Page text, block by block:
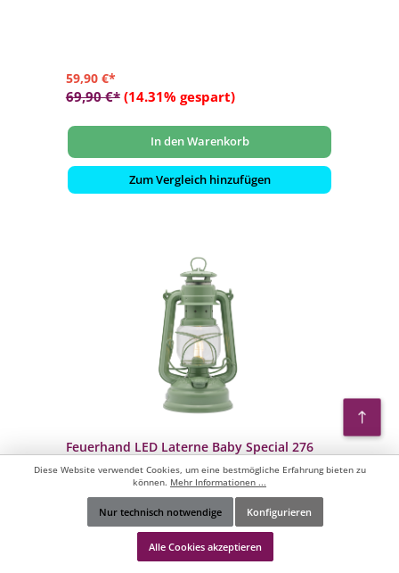
59,90 €*
69,90 €* (14.31% gespart)
In den Warenkorb
Zum Vergleich hinzufügen
Feuerhand LED Laterne Baby Special 276
- 18 Tage Leuchtdauer im Akkubetrieb
- Stufenlos dimmbare Helligkeit (2-150 Lumen)
- Lichtfarbe: warmweiß
- Tragebügel zum Aufhängen
Werkzeugleiste anzeigen
Diese Website verwendet Cookies, um eine bestmögliche Erfahrung bieten zu
können. Mehr Informationen ...
Nur technisch notwendige Konfigurieren
Alle Cookies akzeptieren